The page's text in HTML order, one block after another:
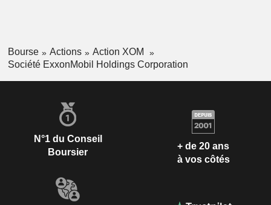
Bourse Actions
Action XOM
Société ExxonMobil Holdings Corporation
N°1 du Conseil
Boursier
+ de 20 ans
à vos côtés